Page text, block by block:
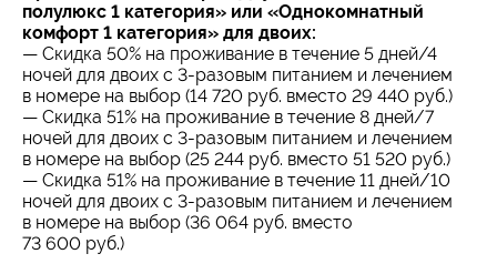
полулюкс 1 категория» или «Однокомнатный
комфорт 1 категория» для двоих:
— Скидка 50% на проживание в течение 5 дней/4
ночей для двоих с 3-разовым питанием и лечением
в номере на выбор (14 720 руб. вместо 29 440 руб.)
— Скидка 51% на проживание в течение 8 дней/7
ночей для двоих с 3-разовым питанием и лечением
в номере на выбор (25 244 руб. вместо 51 520 руб.)
— Скидка 51% на проживание в течение 11 дней/10
ночей для двоих с 3-разовым питанием и лечением
в номере на выбор (36 064 руб. вместо
73 600 руб.)